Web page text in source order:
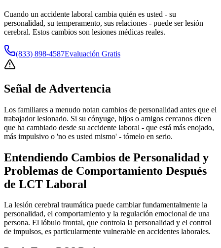
Cuando un accidente laboral cambia quién es usted - su
personalidad, su temperamento, sus relaciones - puede ser lesión
cerebral. Estos cambios son lesiones médicas reales.
(833) 898-4587Evaluación Gratis
Señal de Advertencia
Los familiares a menudo notan cambios de personalidad antes que el
trabajador lesionado. Si su cónyuge, hijos o amigos cercanos dicen
que ha cambiado desde su accidente laboral - que está más enojado,
más impulsivo o 'no es usted mismo' - tómelo en serio.
Entendiendo Cambios de Personalidad y
Problemas de Comportamiento Después
de LCT Laboral
La lesión cerebral traumática puede cambiar fundamentalmente la
personalidad, el comportamiento y la regulación emocional de una
persona. El lóbulo frontal, que controla la personalidad y el control
de impulsos, es particularmente vulnerable en accidentes laborales.